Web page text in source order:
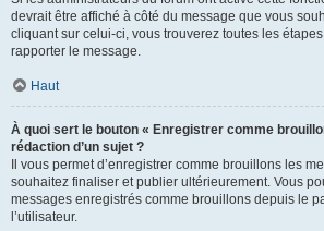
devrait être affiché à côté du message que vous
cliquant sur celui-ci, vous trouverez toutes les
rapporter le message.
Haut
À quoi sert le bouton « Enregistrer comme
rédaction d’un sujet ?
Il vous permet d’enregistrer comme brouillons les
souhaitez finaliser et publier ultérieurement. Vous
messages enregistrés comme brouillons depuis le
l’utilisateur.